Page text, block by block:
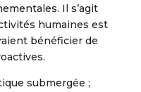
Il s’agit
humaines est
bénéficier de
submergée ;